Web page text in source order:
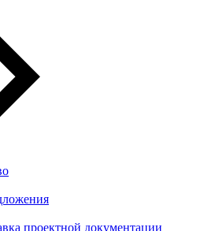
проектной документации